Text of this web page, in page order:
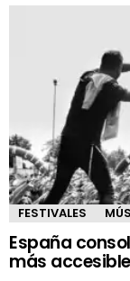
FESTIVALES
España
más accesible